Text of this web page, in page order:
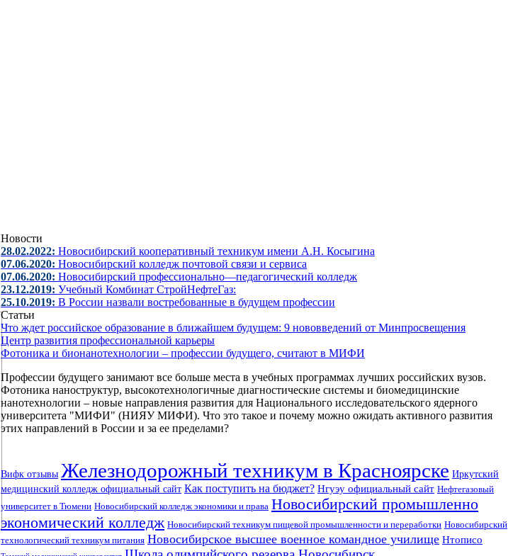
Новости
28.02.2022: Новосибирский кооперативный техникум имени А.Н. Косыгина
07.06.2020: Новосибирский колледж почтовой связи и сервиса
07.06.2020: Новосибирский профессионально—педагогический колледж
23.12.2019: Учебный Комбинат СтройНефтеГаз:
25.10.2019: В России назвали востребованные в будущем профессии
Статьи
Что ждет российское образование в ближайшем будущем: 9 нововведений от Минпросвещения
Центр развития профессиональной карьеры
Фотоника и бионанотехнологии – профессии будущего, считают в МИФИ
Профессии будущего занимают все больше места в учебных программах лучших российских вузов.
Фотоника наноструктур, высокотехнологичные диагностические системы и биомедицинские
нанотехнологии – новые направления развития для Национального исследовательского ядерного
университета "МИФИ" (НИЯУ МИФИ). Что это такое и почему можно ожидать активного развития
этих направлений в России и за ее пределами?
Вифк отзывы Железнодорожный техникум в Красноярске Иркутский
медицинский колледж официальный сайт Как поступить на бюджет? Нгуэу официальный сайт Нефтегазовый
университет в Тюмени Новосибирский колледж экономики и права Новосибирский промышленно
экономический колледж Новосибирский техникум пищевой промышленности и переработки Новосибирский
технологический техникум питания Новосибирское высшее военное командное училище Нтописо